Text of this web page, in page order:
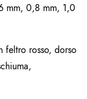
mm, 0,8 mm, 1,0
feltro rosso, dorso